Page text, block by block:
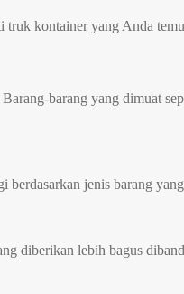
truk kontainer yang Anda
barang yang dimuat
jenis barang
diberikan lebih bagus